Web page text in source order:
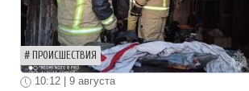
ПРОИСШЕСТВИЯ
10:12 | 9 августа